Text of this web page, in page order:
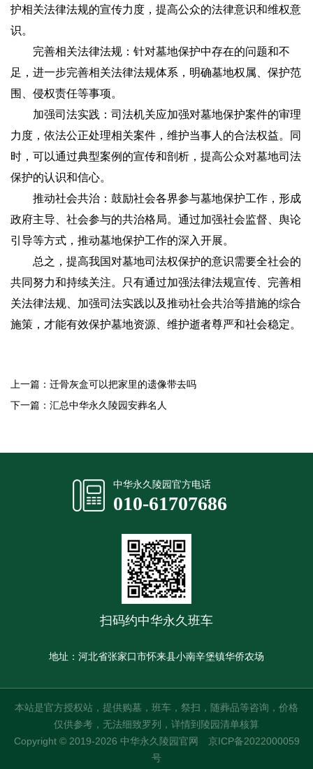
护相关法律法规的宣传力度，提高公众的法律意识和维权意
识。
完善相关法律法规：针对墓地保护中存在的问题和不
足，进一步完善相关法律法规体系，明确墓地权属、保护范
围、侵权责任等事项。
加强司法实践：司法机关应加强对墓地保护案件的审理
力度，依法公正处理相关案件，维护当事人的合法权益。同
时，可以通过典型案例的宣传和剖析，提高公众对墓地司法
保护的认识和信心。
推动社会共治：鼓励社会各界参与墓地保护工作，形成
政府主导、社会参与的共治格局。通过加强社会监督、舆论
引导等方式，推动墓地保护工作的深入开展。
总之，提高我国对墓地司法权保护的意识需要全社会的
共同努力和持续关注。只有通过加强法律法规宣传、完善相
关法律法规、加强司法实践以及推动社会共治等措施的综合
施策，才能有效保护墓地资源、维护逝者尊严和社会稳定。
上一篇： 迁骨灰盒可以把家里的遗像带去吗
下一篇： 汇总中华永久陵园安葬名人
中华永久陵园官方电话
010-61707686
扫码约中华永久班车
地址：河北省张家口市怀来县小南辛堡镇华侨农场
本站是官方授权站，提供购墓，班车，祭扫，随葬品等咨询，价格
仅供参考，无法细致罗列，详情到陵园清单核算
Copyright © 2019-2026 中华永久陵园官网 京ICP备2022000059
号